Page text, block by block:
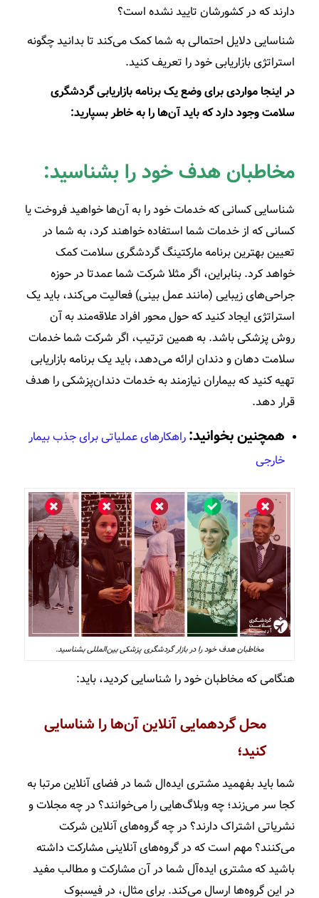
دارند که در کشورشان تایید نشده است؟
شناسایی دلایل احتمالی به شما کمک می‌کند تا بدانید چگونه
استراتژی بازاریابی خود را تعریف کنید.
در اینجا مواردی برای وضع یک برنامه بازاریابی گردشگری
سلامت وجود دارد که باید آن‌ها را به خاطر بسپارید:
مخاطبان هدف خود را بشناسید:
شناسایی کسانی که خدمات خود را به آن‌ها خواهید فروخت یا
کسانی که از خدمات شما استفاده خواهند کرد، به شما در
تعیین بهترین برنامه مارکتینگ گردشگری سلامت کمک
خواهد کرد. بنابراین، اگر مثلا شرکت شما عمدتا در حوزه
جراحی‌های زیبایی (مانند عمل بینی) فعالیت می‌کند، باید یک
استراتژی ایجاد کنید که حول محور افراد علاقه‌مند به آن
روش پزشکی باشد. به همین ترتیب، اگر شرکت شما خدمات
سلامت دهان و دندان ارائه می‌دهد، باید یک برنامه بازاریابی
تهیه کنید که بیماران نیازمند به خدمات دندان‌پزشکی را هدف
قرار دهد.
همچنین بخوانید: راهکارهای عملیاتی برای جذب بیمار
خارجی
مخاطبان هدف خود را در بازار گردشگری پزشکی بین‌المللی بشناسید.
هنگامی که مخاطبان خود را شناسایی کردید، باید:
محل گردهمایی آنلاین آن‌ها را شناسایی
کنید؛
شما باید بفهمید مشتری ایده‌ال شما در فضای آنلاین مرتبا به
کجا سر می‌زند؛ چه وبلاگ‌هایی را می‌خوانند؟ در چه مجلات و
نشریاتی اشتراک دارند؟ در چه گروه‌های آنلاین شرکت
می‌کنند؟ مهم است که در گروه‌های آنلاینی مشارکت داشته
باشید که مشتری ایده‌آل شما در آن مشارکت و مطالب مفید
در این گروه‌ها ارسال می‌کند. برای مثال، در فیسبوک